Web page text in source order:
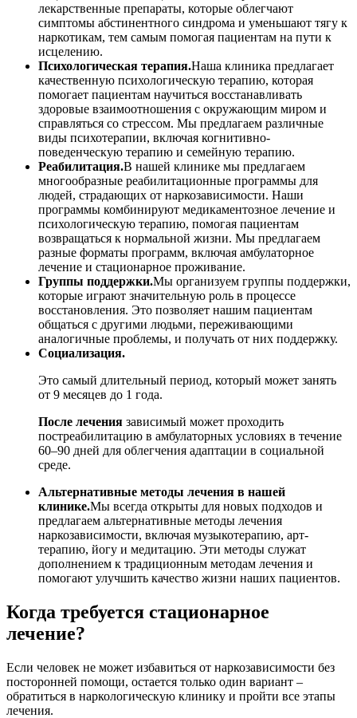
лекарственные препараты, которые облегчают
симптомы абстинентного синдрома и уменьшают тягу к
наркотикам, тем самым помогая пациентам на пути к
исцелению.
Психологическая терапия.Наша клиника предлагает
качественную психологическую терапию, которая
помогает пациентам научиться восстанавливать
здоровые взаимоотношения с окружающим миром и
справляться со стрессом. Мы предлагаем различные
виды психотерапии, включая когнитивно-
поведенческую терапию и семейную терапию.
Реабилитация.В нашей клинике мы предлагаем
многообразные реабилитационные программы для
людей, страдающих от наркозависимости. Наши
программы комбинируют медикаментозное лечение и
психологическую терапию, помогая пациентам
возвращаться к нормальной жизни. Мы предлагаем
разные форматы программ, включая амбулаторное
лечение и стационарное проживание.
Группы поддержки.Мы организуем группы поддержки,
которые играют значительную роль в процессе
восстановления. Это позволяет нашим пациентам
общаться с другими людьми, переживающими
аналогичные проблемы, и получать от них поддержку.
Социализация.
Это самый длительный период, который может занять
от 9 месяцев до 1 года.
После лечения зависимый может проходить
постреабилитацию в амбулаторных условиях в течение
60–90 дней для облегчения адаптации в социальной
среде.
Альтернативные методы лечения в нашей
клинике.Мы всегда открыты для новых подходов и
предлагаем альтернативные методы лечения
наркозависимости, включая музыкотерапию, арт-
терапию, йогу и медитацию. Эти методы служат
дополнением к традиционным методам лечения и
помогают улучшить качество жизни наших пациентов.
Когда требуется стационарное
лечение?
Если человек не может избавиться от наркозависимости без
посторонней помощи, остается только один вариант –
обратиться в наркологическую клинику и пройти все этапы
лечения.